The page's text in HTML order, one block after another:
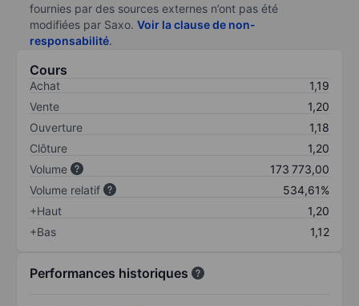
fournies par des sources externes n’ont pas été
modifiées par Saxo. Voir la clause de non-
responsabilité.
Cours
Achat
1,19
Vente
1,20
Ouverture
1,18
Clôture
1,20
Volume
173 773,00
Volume relatif
534,61%
+Haut
1,20
+Bas
1,12
Performances historiques